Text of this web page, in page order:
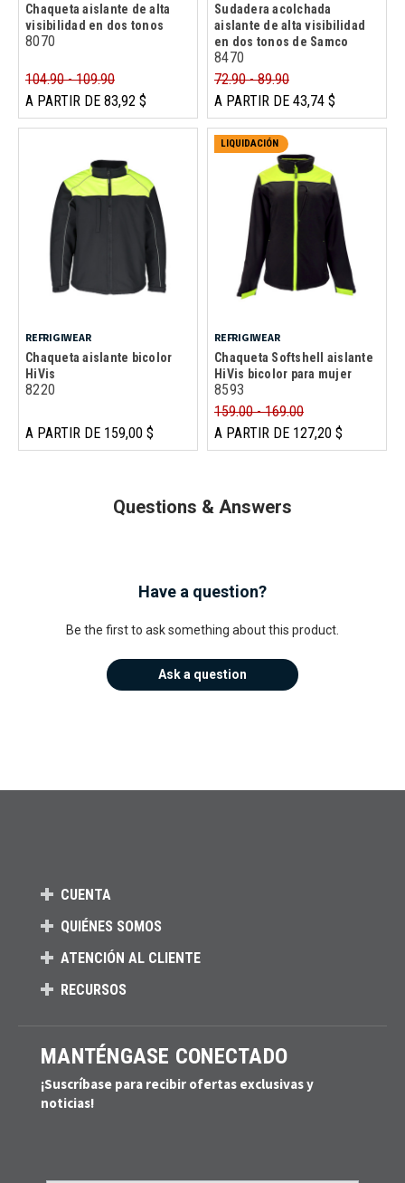
Chaqueta aislante de alta
visibilidad en dos tonos
8070
104.90 - 109.90
A PARTIR DE 83,92 $
Sudadera acolchada
aislante de alta visibilidad
en dos tonos de Samco
8470
72.90 - 89.90
A PARTIR DE 43,74 $
REFRIGIWEAR
Chaqueta aislante bicolor
HiVis
8220
A PARTIR DE 159,00 $
LIQUIDACIÓN
REFRIGIWEAR
Chaqueta Softshell aislante
HiVis bicolor para mujer
8593
159.00 - 169.00
A PARTIR DE 127,20 $
Questions & Answers
Have a question?
Be the first to ask something about this product.
Ask a question
CUENTA
QUIÉNES SOMOS
ATENCIÓN AL CLIENTE
RECURSOS
MANTÉNGASE CONECTADO
¡Suscríbase para recibir ofertas exclusivas y
noticias!